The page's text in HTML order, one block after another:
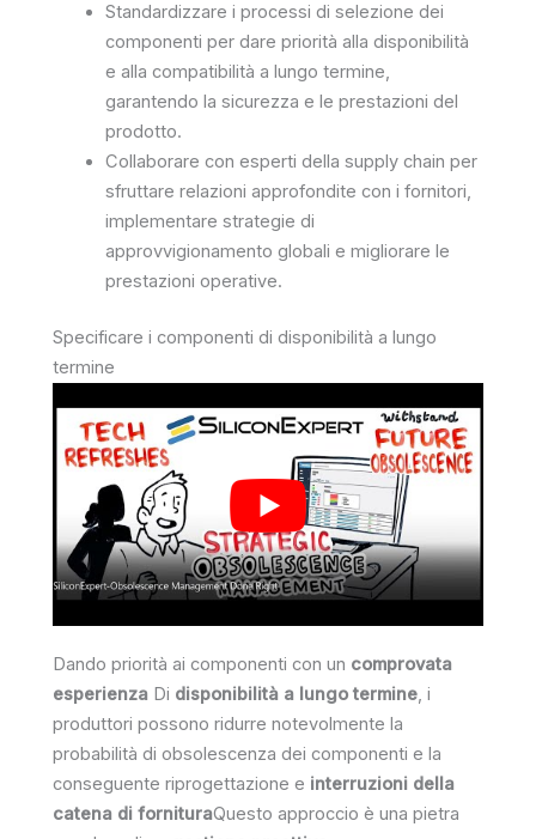
Standardizzare i processi di selezione dei
componenti per dare priorità alla disponibilità
e alla compatibilità a lungo termine,
garantendo la sicurezza e le prestazioni del
prodotto.
Collaborare con esperti della supply chain per
sfruttare relazioni approfondite con i fornitori,
implementare strategie di
approvvigionamento globali e migliorare le
prestazioni operative.
Specificare i componenti di disponibilità a lungo
termine
Dando priorità ai componenti con un comprovata
esperienza Di disponibilità a lungo termine, i
produttori possono ridurre notevolmente la
probabilità di obsolescenza dei componenti e la
conseguente riprogettazione e interruzioni della
catena di fornituraQuesto approccio è una pietra